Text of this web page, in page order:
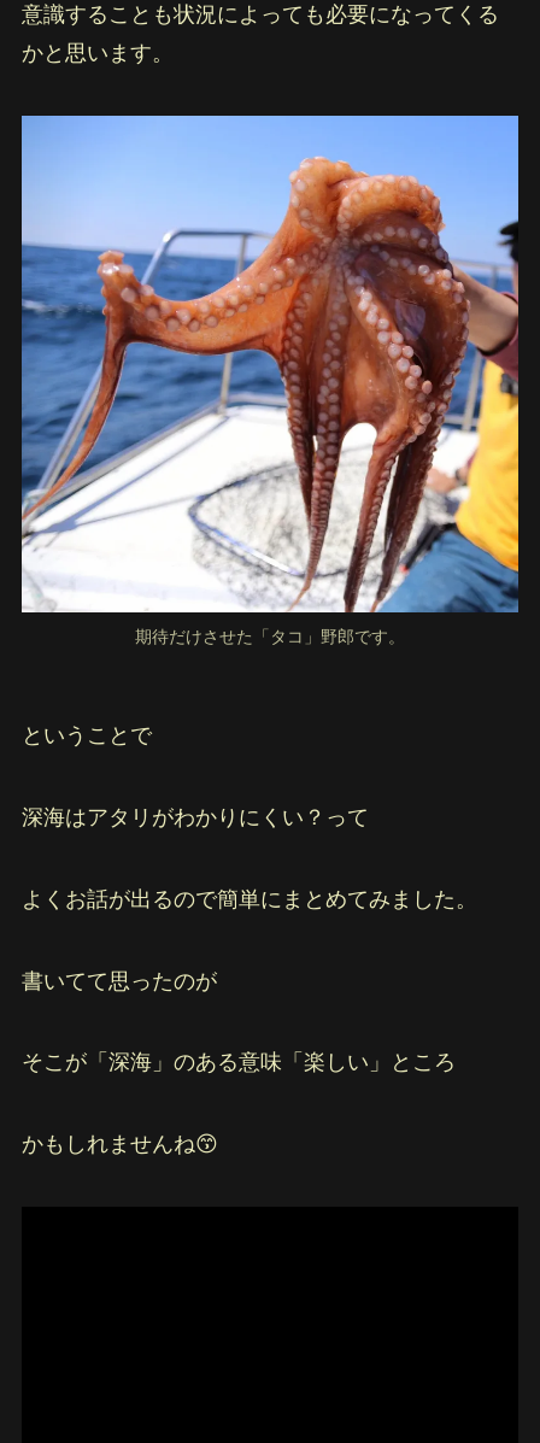
意識することも状況によっても必要になってくる
かと思います。
期待だけさせた「タコ」野郎です。
ということで
深海はアタリがわかりにくい？って
よくお話が出るので簡単にまとめてみました。
書いてて思ったのが
そこが「深海」のある意味「楽しい」ところ
かもしれませんね😙